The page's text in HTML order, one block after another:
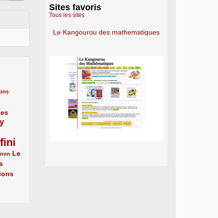
Le
Sites favoris
Tous les sites
Le Kangourou des mathematiques